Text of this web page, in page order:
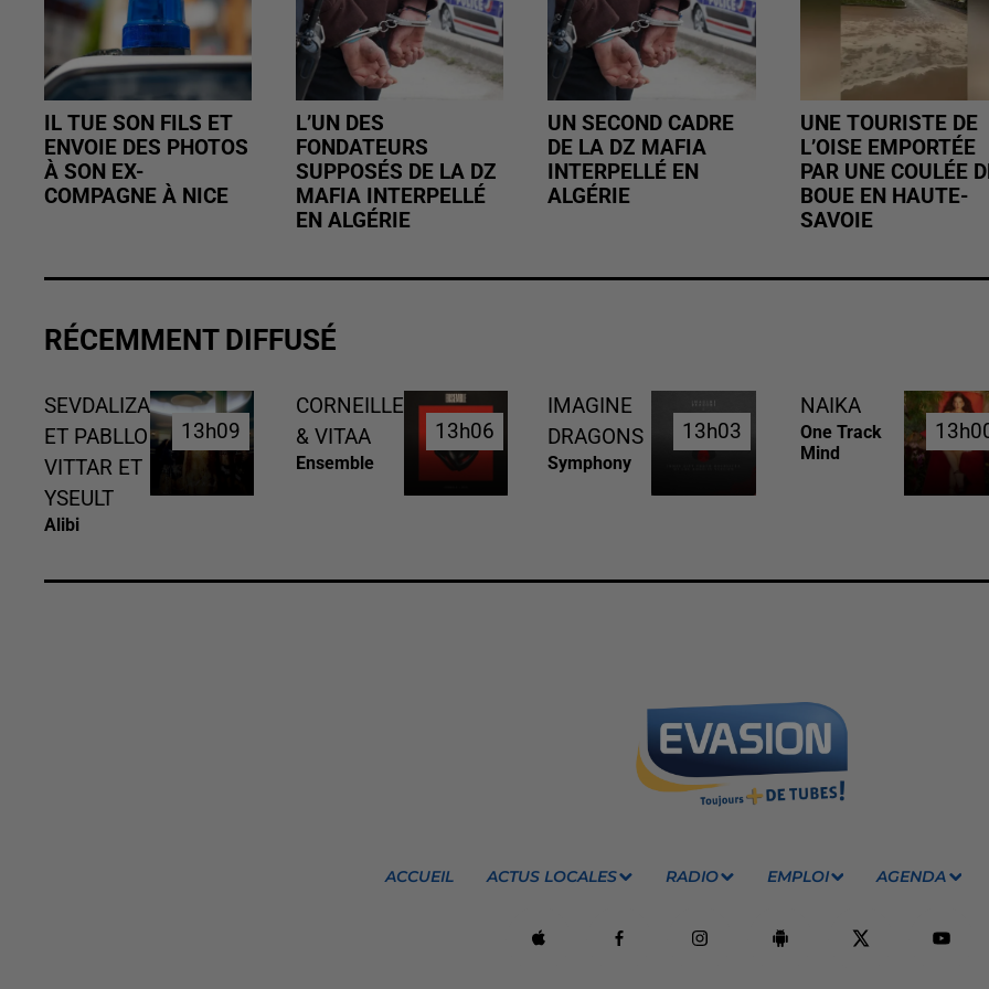
IL TUE SON FILS ET
ENVOIE DES PHOTOS
À SON EX-
COMPAGNE À NICE
L’UN DES
FONDATEURS
SUPPOSÉS DE LA DZ
MAFIA INTERPELLÉ
EN ALGÉRIE
UN SECOND CADRE
DE LA DZ MAFIA
INTERPELLÉ EN
ALGÉRIE
UNE TOURISTE DE
L’OISE EMPORTÉE
PAR UNE COULÉE
BOUE EN HAUTE-
SAVOIE
RÉCEMMENT DIFFUSÉ
SEVDALIZA
ET PABLLO
VITTAR ET
YSEULT
Alibi
13h09
13h09
CORNEILLE
& VITAA
Ensemble
13h06
13h06
IMAGINE
DRAGONS
Symphony
13h03
13h03
NAIKA
One Track
Mind
ACCUEIL ACTUS LOCALES RADIO EMPLOI AGENDA